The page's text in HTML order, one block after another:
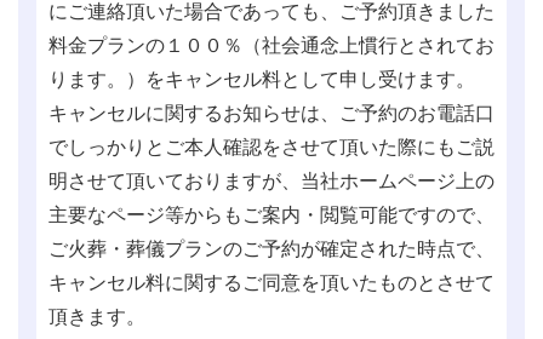
にご連絡頂いた場合であっても、ご予約頂きました
料金プランの１００％（社会通念上慣行とされてお
ります。）をキャンセル料として申し受けます。
キャンセルに関するお知らせは、ご予約のお電話口
でしっかりとご本人確認をさせて頂いた際にもご説
明させて頂いておりますが、当社ホームページ上の
主要なページ等からもご案内・閲覧可能ですので、
ご火葬・葬儀プランのご予約が確定された時点で、
キャンセル料に関するご同意を頂いたものとさせて
頂きます。